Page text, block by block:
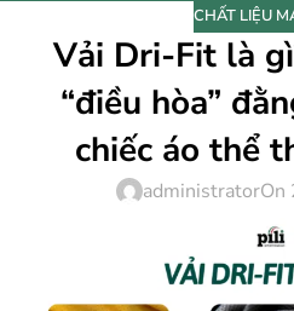
CHẤT LIỆU
Vải Dri-Fit là
“điều hòa”
chiếc áo thể
administratorOn